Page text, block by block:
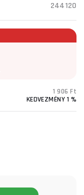
244120
1 906 Ft
KEDVEZMÉNY 1 %